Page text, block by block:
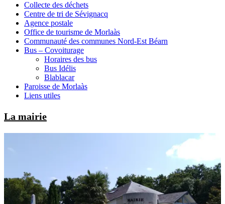
Collecte des déchets
Centre de tri de Sévignacq
Agence postale
Office de tourisme de Morlaàs
Communauté des communes Nord-Est Béarn
Bus – Covoiturage
Horaires des bus
Bus Idélis
Blablacar
Paroisse de Morlaàs
Liens utiles
La mairie